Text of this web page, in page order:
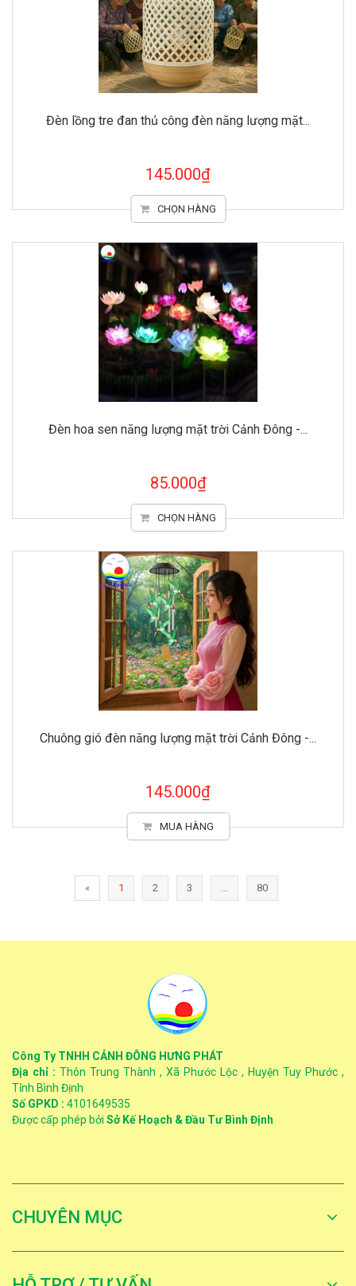
Đèn lồng tre đan thủ công đèn năng lượng mặt...
145.000₫
CHỌN HÀNG
Đèn hoa sen năng lượng mặt trời Cảnh Đông -...
85.000₫
CHỌN HÀNG
Chuông gió đèn năng lượng mặt trời Cảnh Đông -...
145.000₫
MUA HÀNG
« 1 2 3 ... 80
Công Ty TNHH CẢNH ĐÔNG HƯNG PHÁT
Địa chỉ : Thôn Trung Thành , Xã Phước Lộc , Huyện Tuy Phước ,
Tỉnh Bình Định
Số GPKD : 4101649535
Được cấp phép bởi Sở Kế Hoạch & Đầu Tư Bình Định
CHUYÊN MỤC